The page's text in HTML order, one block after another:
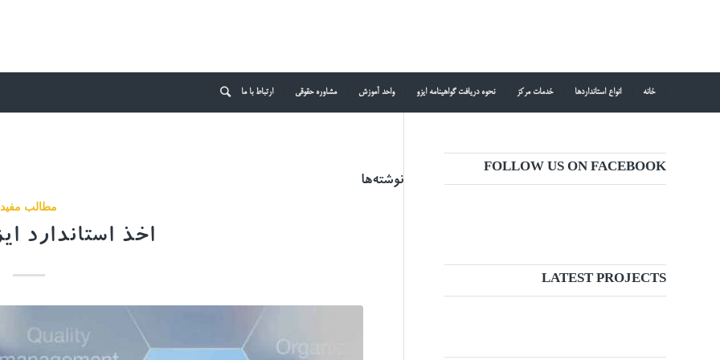
خانه انواع استانداردها خدمات مرکز نحوه دریافت گواهینامه ایزو واحد آموزش مشاوره حقوقی ارتباط با ما
نوشته‌ها
مطالب مفید
اخذ استاندارد ایزو
FOLLOW US ON FACEBOOK
LATEST PROJECTS